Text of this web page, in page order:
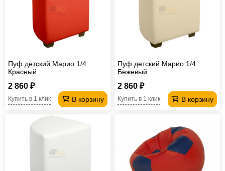
Пуф детский Марио 1/4
Красный
2 860 ₽
В корзину
Купить в 1 клик
Пуф детский Марио 1/4
Бежевый
2 860 ₽
В корзину
Купить в 1 клик